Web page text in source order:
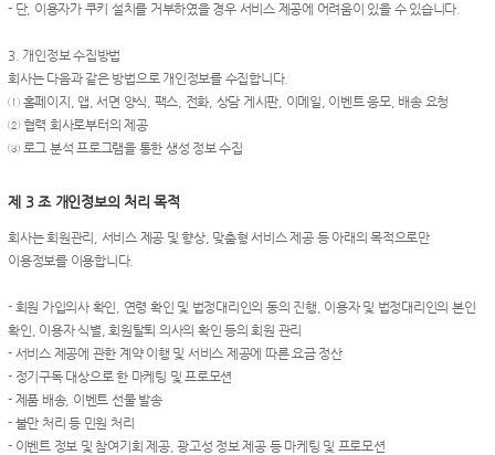
- 단, 이용자가 쿠키 설치를 거부하였을 경우 서비스 제공에 어려움이 있을 수 있습니다.
3. 개인정보 수집방법
회사는 다음과 같은 방법으로 개인정보를 수집합니다.
① 홈페이지, 앱, 서면 양식, 팩스, 전화, 상담 게시판, 이메일, 이벤트 응모, 배송 요청
② 협력 회사로부터의 제공
③ 로그 분석 프로그램을 통한 생성 정보 수집
제 3 조 개인정보의 처리 목적
회사는 회원관리, 서비스 제공 및 향상, 맞춤형 서비스 제공 등 아래의 목적으로만
이용정보를 이용합니다.
- 회원 가입의사 확인, 연령 확인 및 법정대리인의 동의 진행, 이용자 및 법정대리인의 본인
확인, 이용자 식별, 회원탈퇴 의사의 확인 등의 회원 관리
- 서비스 제공에 관한 계약 이행 및 서비스 제공에 따른 요금 정산
- 정기구독 대상으로 한 마케팅 및 프로모션
- 제품 배송, 이벤트 선물 발송
- 불만 처리 등 민원 처리
- 이벤트 정보 및 참여기회 제공, 광고성 정보 제공 등 마케팅 및 프로모션